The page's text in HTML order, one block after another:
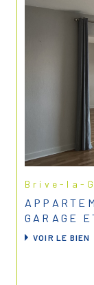
Brive-la-
GARAGE
VOIR LE BIEN